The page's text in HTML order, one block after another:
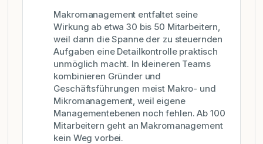
Makromanagement entfaltet seine
Wirkung ab etwa 30 bis 50 Mitarbeitern,
weil dann die Spanne der zu steuernden
Aufgaben eine Detailkontrolle praktisch
unmöglich macht. In kleineren Teams
kombinieren Gründer und
Geschäftsführungen meist Makro- und
Mikromanagement, weil eigene
Managementebenen noch fehlen. Ab 100
Mitarbeitern geht an Makromanagement
kein Weg vorbei.